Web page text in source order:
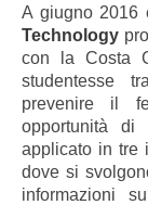
A giugno 2016
Technology
con la Costa
studentesse
prevenire il
opportunità
applicato in tre
dove si
informazioni